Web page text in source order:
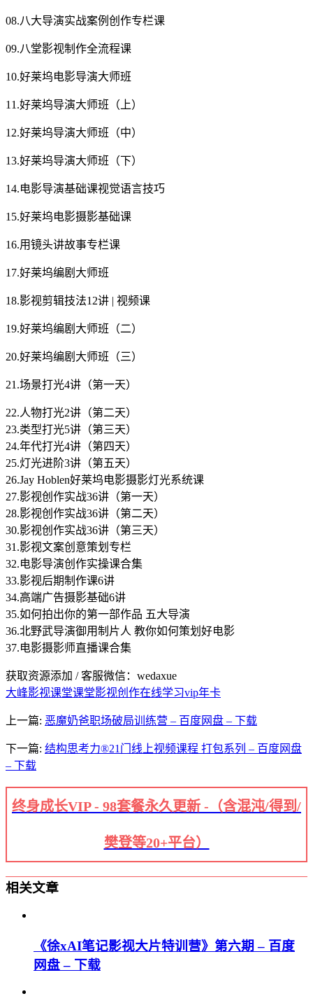
08.八大导演实战案例创作专栏课
09.八堂影视制作全流程课
10.好莱坞电影导演大师班
11.好莱坞导演大师班（上）
12.好莱坞导演大师班（中）
13.好莱坞导演大师班（下）
14.电影导演基础课视觉语言技巧
15.好莱坞电影摄影基础课
16.用镜头讲故事专栏课
17.好莱坞编剧大师班
18.影视剪辑技法12讲 | 视频课
19.好莱坞编剧大师班（二）
20.好莱坞编剧大师班（三）
21.场景打光4讲（第一天）
22.人物打光2讲（第二天）
23.类型打光5讲（第三天）
24.年代打光4讲（第四天）
25.灯光进阶3讲（第五天）
26.Jay Hoblen好莱坞电影摄影灯光系统课
27.影视创作实战36讲（第一天）
28.影视创作实战36讲（第二天）
30.影视创作实战36讲（第三天）
31.影视文案创意策划专栏
32.电影导演创作实操课合集
33.影视后期制作课6讲
34.高端广告摄影基础6讲
35.如何拍出你的第一部作品 五大导演
36.北野武导演御用制片人 教你如何策划好电影
37.电影摄影师直播课合集
获取资源添加 / 客服微信：wedaxue
大峰影视课堂课堂影视创作在线学习vip年卡
上一篇: 恶魔奶爸职场破局训练营 – 百度网盘 – 下载
下一篇: 结构思考力®21门线上视频课程 打包系列 – 百度网盘
– 下载
终身成长VIP - 98套餐永久更新 -（含混沌/得到/
樊登等20+平台）
相关文章
《徐xAI笔记影视大片特训营》第六期 – 百度
网盘 – 下载